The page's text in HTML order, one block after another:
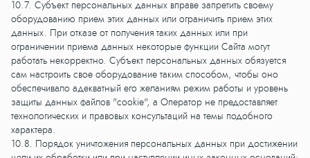
10.7. Субъект персональных данных вправе запретить своему
оборудованию прием этих данных или ограничить прием этих
данных. При отказе от получения таких данных или при
ограничении приема данных некоторые функции Сайта могут
работать некорректно. Субъект персональных данных обязуется
сам настроить свое оборудование таким способом, чтобы оно
обеспечивало адекватный его желаниям режим работы и уровень
защиты данных файлов "cookie", а Оператор не предоставляет
технологических и правовых консультаций на темы подобного
характера.
10.8. Порядок уничтожения персональных данных при достижении